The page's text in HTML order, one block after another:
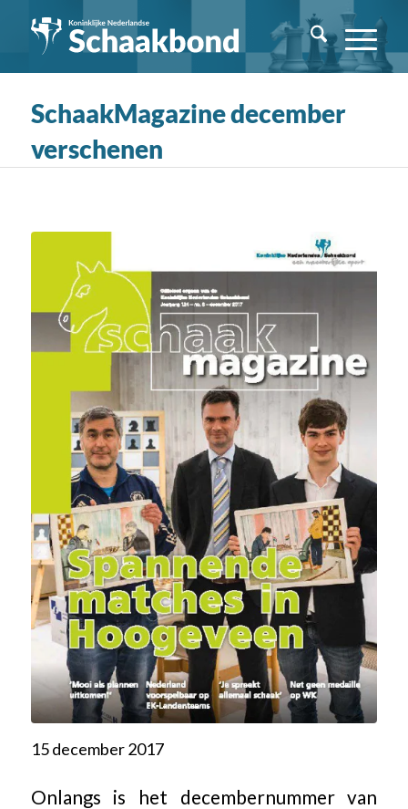
SchaakMagazine december
verschenen
15 december 2017
Onlangs is het decembernummer van